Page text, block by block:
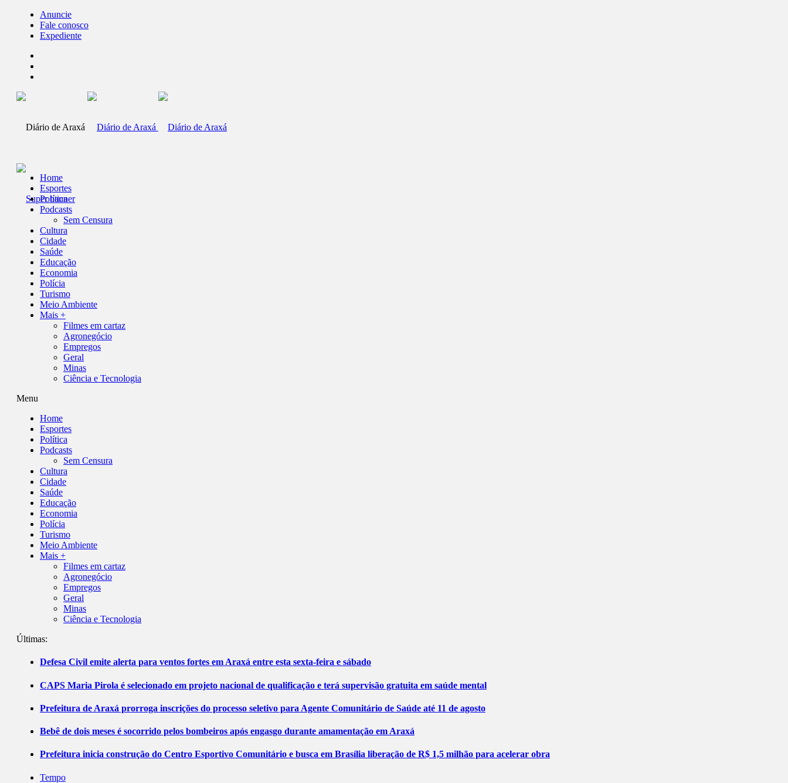
Anuncie
Fale conosco
Expediente
Home
Esportes
Política
Podcasts
Sem Censura
Cultura
Cidade
Saúde
Educação
Economia
Polícia
Turismo
Meio Ambiente
Mais +
Filmes em cartaz
Agronegócio
Empregos
Geral
Minas
Ciência e Tecnologia
Menu
Home
Esportes
Política
Podcasts
Sem Censura
Cultura
Cidade
Saúde
Educação
Economia
Polícia
Turismo
Meio Ambiente
Mais +
Filmes em cartaz
Agronegócio
Empregos
Geral
Minas
Ciência e Tecnologia
Últimas:
Defesa Civil emite alerta para ventos fortes em Araxá entre esta sexta-feira e sábado
CAPS Maria Pirola é selecionado em projeto nacional de qualificação e terá supervisão gratuita em saúde mental
Prefeitura de Araxá prorroga inscrições do processo seletivo para Agente Comunitário de Saúde até 11 de agosto
Bebê de dois meses é socorrido pelos bombeiros após engasgo durante amamentação em Araxá
Prefeitura inicia construção do Centro Esportivo Comunitário e busca em Brasília liberação de R$ 1,5 milhão para acelerar obra
Tempo